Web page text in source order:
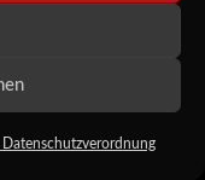
Datenschutzverordnung